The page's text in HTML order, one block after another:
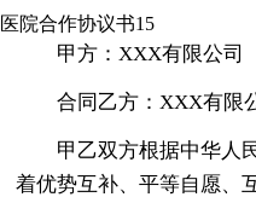
医院合作协议书15
甲方：XXX有限公司
合同乙方：XXX有限
甲乙双方根据中华人
着优势互补、平等自愿、